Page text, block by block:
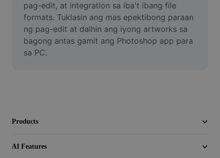
Video Editor
Trim Video
Add Subtitles To Video
pag-edit, at integration sa iba't ibang file
formats. Tuklasin ang mas epektibong paraan
ng pag-edit at dalhin ang iyong artworks sa
bagong antas gamit ang Photoshop app para
sa PC.
Products
AI Features